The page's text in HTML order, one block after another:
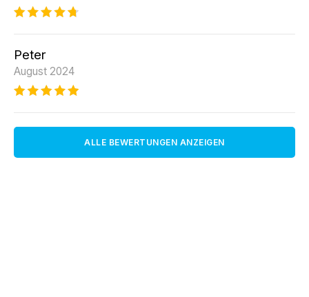
Peter
August 2024
ALLE BEWERTUNGEN ANZEIGEN